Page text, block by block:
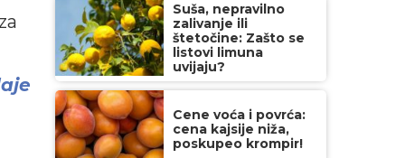
Suša, nepravilno
zalivanje ili
štetočine: Zašto se
listovi limuna
uvijaju?
Cene voća i povrća:
cena kajsije niža,
poskupeo krompir!